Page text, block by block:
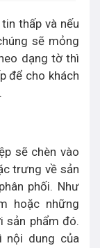
thấp và nếu
sẽ mỏng
dạng tờ thì
để cho khách
sẽ chèn vào
trưng về sản
phối. Như
hoặc những
sản phẩm đó.
nội dung của